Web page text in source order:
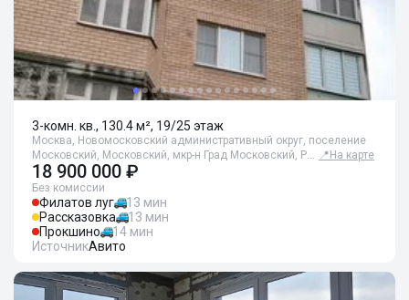
3-комн. кв., 130.4 м², 19/25 этаж
Москва, Новомосковский административный округ, поселение
Московский, Московский, мкр-н Град Московский, Р… 📍 На карте
18 900 000 ₽
Без комиссии
Филатов луг
13 мин
Рассказовка
13 мин
Прокшино
14 мин
ИсточникАвито